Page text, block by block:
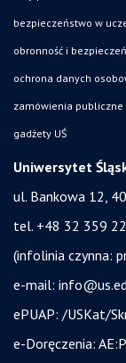
bezpieczeństwo w
obronność i
ochrona danych
zamówienia publiczne
gadżety UŚ
Uniwersytet
ul. Bankowa 12,
tel. +48 32 359
(infolinia czynna:
e-mail:
ePUAP: /USKat/
e-Doręczenia: